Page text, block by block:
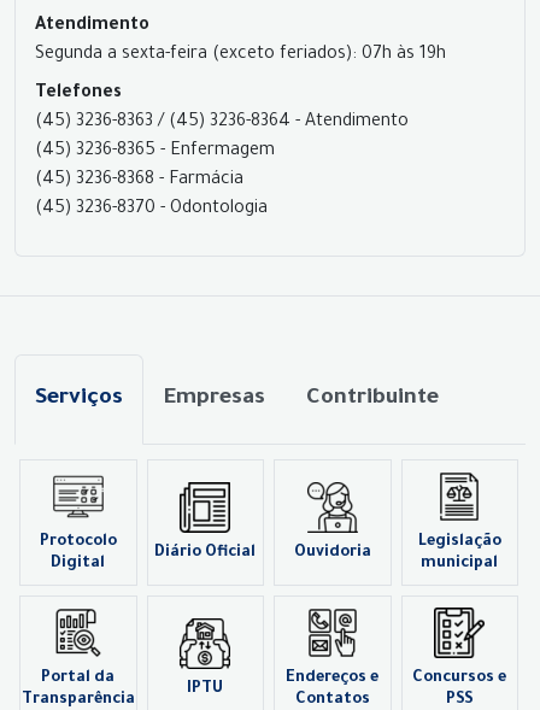
Atendimento
Segunda a sexta-feira (exceto feriados): 07h às 19h
Telefones
(45) 3236-8363 / (45) 3236-8364 - Atendimento
(45) 3236-8365 - Enfermagem
(45) 3236-8368 - Farmácia
(45) 3236-8370 - Odontologia
Serviços Empresas Contribuinte
Protocolo
Digital
Diário Oficial Ouvidoria
Legislação
municipal
Portal da
Transparência
IPTU
Endereços e
Contatos
Concursos e
PSS